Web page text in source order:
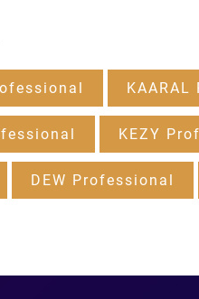
KEZY
DEW Professional